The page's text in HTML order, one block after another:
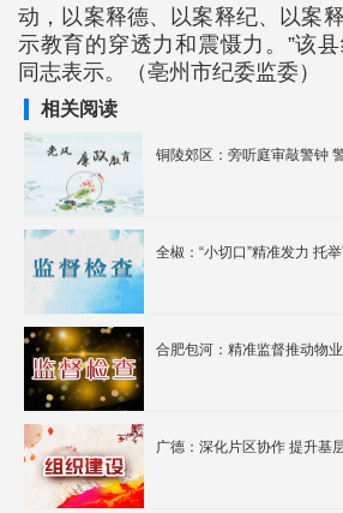
动，以案释德、以案释纪、以案
示教育的穿透力和震慑力。”该
同志表示。（亳州市纪委监委）
相关阅读
铜陵郊区：旁听庭审敲警钟
全椒：“小
合肥包河：精准监督推动物业
广德：深化片区协作 提升基